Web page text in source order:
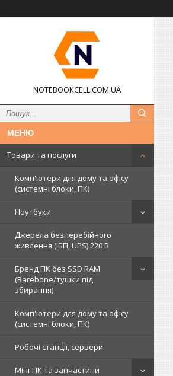
NOTEBOOKCELL.COM.UA
Товари та послуги
Комп'ютери для дому та офісу
(системні блоки, ПК)
Ноутбуки
Джерела безперебійного
живлення (ІБП, UPS) 220 В
Бренд ПК без SSD RAM
(Barebone/тушки під
збирання)
Комп'ютери для дому та офісу
(системні блоки, ПК)
Робочі станції, сервери
Міні-ПК та запчастини